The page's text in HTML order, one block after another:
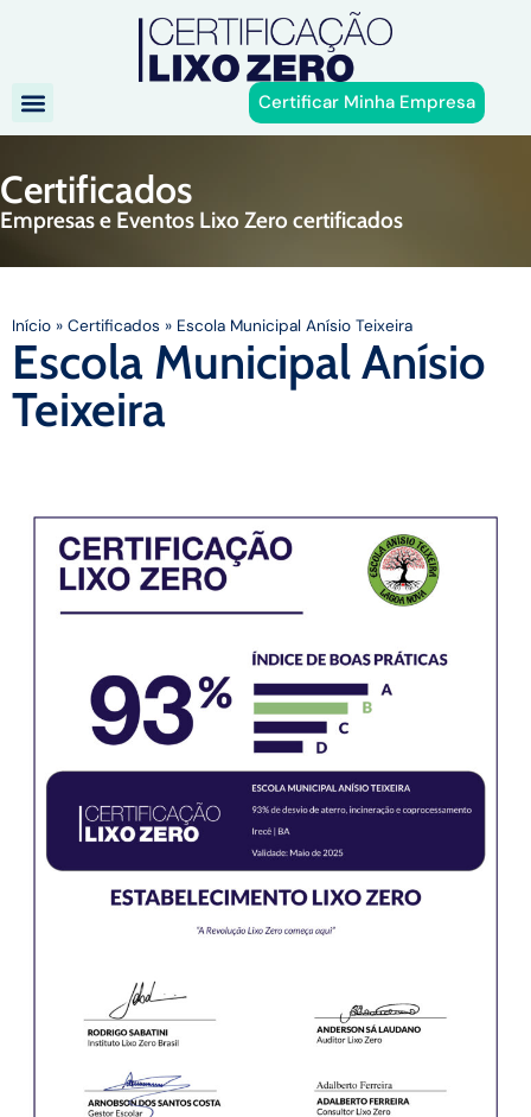
Certificar Minha Empresa
Certificados
Empresas e Eventos Lixo Zero certificados
Início » Certificados » Escola Municipal Anísio Teixeira
Escola Municipal Anísio
Teixeira